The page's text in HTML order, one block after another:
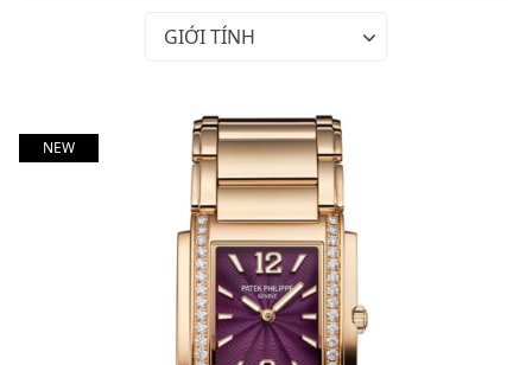
GIỚI TÍNH
NEW